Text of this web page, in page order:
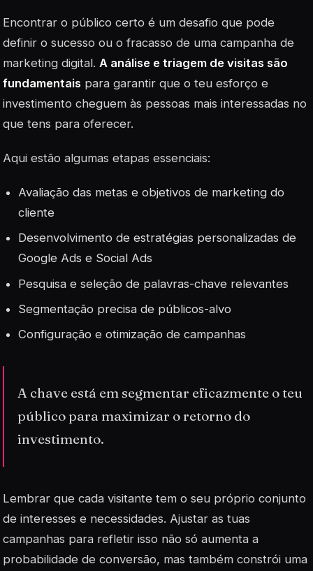
Encontrar o público certo é um desafio que pode
definir o sucesso ou o fracasso de uma campanha de
marketing digital. A análise e triagem de visitas são
fundamentais para garantir que o teu esforço e
investimento cheguem às pessoas mais interessadas no
que tens para oferecer.
Aqui estão algumas etapas essenciais:
Avaliação das metas e objetivos de marketing do
cliente
Desenvolvimento de estratégias personalizadas de
Google Ads e Social Ads
Pesquisa e seleção de palavras-chave relevantes
Segmentação precisa de públicos-alvo
Configuração e otimização de campanhas
A chave está em segmentar eficazmente o teu
público para maximizar o retorno do
investimento.
Lembrar que cada visitante tem o seu próprio conjunto
de interesses e necessidades. Ajustar as tuas
campanhas para refletir isso não só aumenta a
probabilidade de conversão, mas também constrói uma